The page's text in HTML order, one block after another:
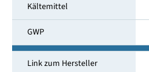
Kältemittel
GWP
Link zum Hersteller